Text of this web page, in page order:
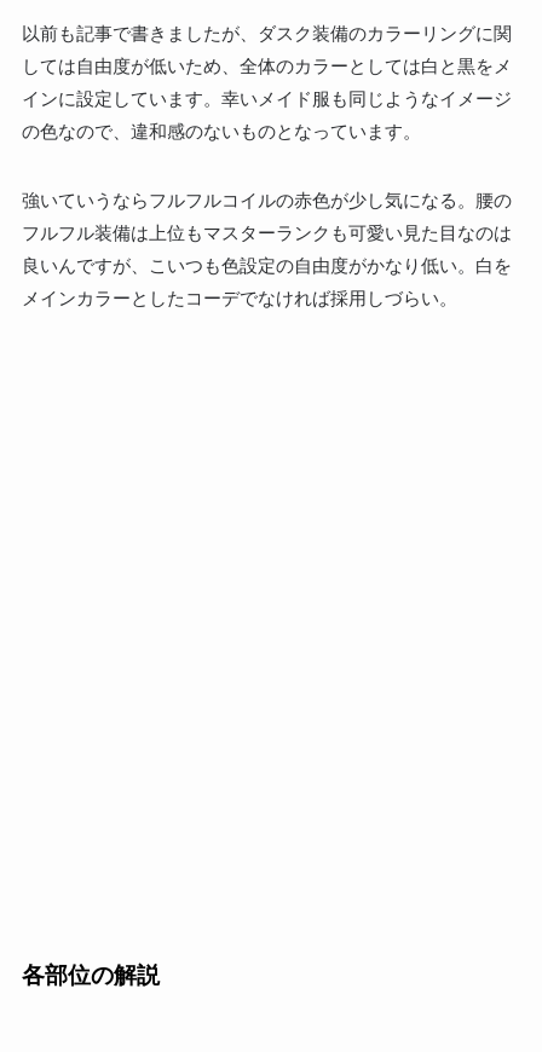
以前も記事で書きましたが、ダスク装備のカラーリングに関
しては自由度が低いため、全体のカラーとしては白と黒をメ
インに設定しています。幸いメイド服も同じようなイメージ
の色なので、違和感のないものとなっています。
強いていうならフルフルコイルの赤色が少し気になる。腰の
フルフル装備は上位もマスターランクも可愛い見た目なのは
良いんですが、こいつも色設定の自由度がかなり低い。白を
メインカラーとしたコーデでなければ採用しづらい。
各部位の解説